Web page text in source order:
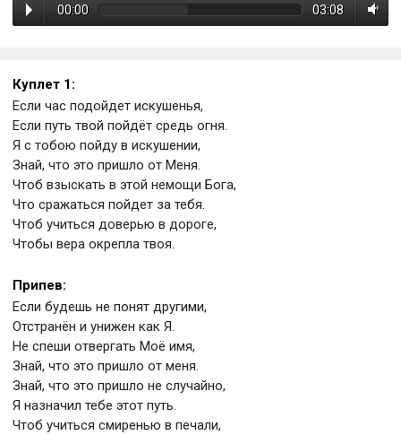
00:00 03:08
Куплет 1:
Если час подойдет искушенья,
Если путь твой пойдёт средь огня.
Я с тобою пойду в искушении,
Знай, что это пришло от Меня.
Чтоб взыскать в этой немощи Бога,
Что сражаться пойдет за тебя.
Чтоб учиться доверью в дороге,
Чтобы вера окрепла твоя.
Припев:
Если будешь не понят другими,
Отстранён и унижен как Я.
Не спеши отвергать Моё имя,
Знай, что это пришло от меня.
Знай, что это пришло не случайно,
Я назначил тебе этот путь.
Чтоб учиться смиренью в печали,